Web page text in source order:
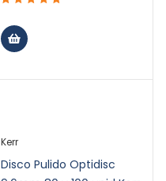
Kerr
Disco Pulido Optidisc